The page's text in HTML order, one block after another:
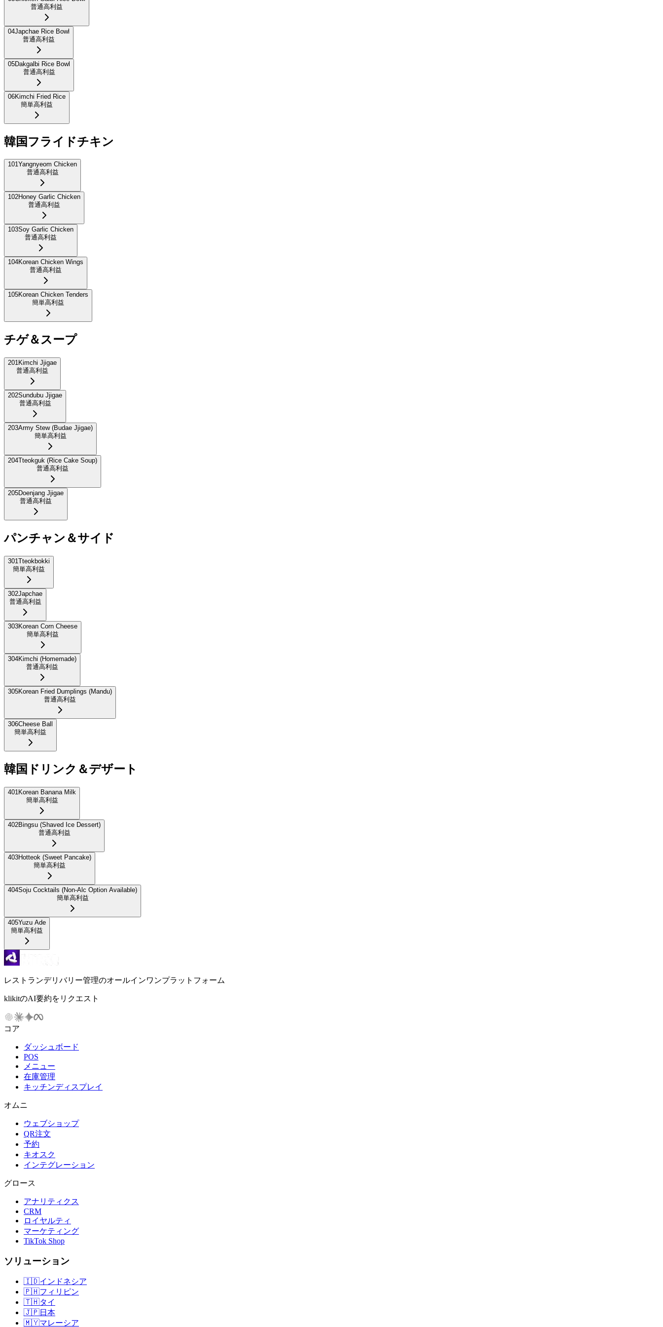
普通高利益
04Japchae Rice Bowl
普通高利益
05Dakgalbi Rice Bowl
普通高利益
06Kimchi Fried Rice
簡単高利益
韓国フライドチキン
101Yangnyeom Chicken
普通高利益
102Honey Garlic Chicken
普通高利益
103Soy Garlic Chicken
普通高利益
104Korean Chicken Wings
普通高利益
105Korean Chicken Tenders
簡単高利益
チゲ＆スープ
201Kimchi Jjigae
普通高利益
202Sundubu Jjigae
普通高利益
203Army Stew (Budae Jjigae)
簡単高利益
204Tteokguk (Rice Cake Soup)
普通高利益
205Doenjang Jjigae
普通高利益
パンチャン＆サイド
301Tteokbokki
簡単高利益
302Japchae
普通高利益
303Korean Corn Cheese
簡単高利益
304Kimchi (Homemade)
普通高利益
305Korean Fried Dumplings (Mandu)
普通高利益
306Cheese Ball
簡単高利益
韓国ドリンク＆デザート
401 Korean Banana Milk
簡単高利益
402Bingsu (Shaved Ice Dessert)
普通高利益
403Hotteok (Sweet Pancake)
簡単高利益
404Soju Cocktails (Non-Alc Option Available)
簡単高利益
405Yuzu Ade
簡単高利益
レストランデリバリー管理のオールインワンプラットフォーム
klikitのAI要約をリクエスト
コア
ダッシュボード
POS
メニュー
在庫管理
キッチンディスプレイ
オムニ
ウェブショップ
QR注文
予約
キオスク
インテグレーション
グロース
アナリティクス
CRM
ロイヤルティ
マーケティング
TikTok Shop
ソリューション
🇮🇩インドネシア
🇵🇭フィリピン
🇹🇭タイ
🇯🇵日本
🇲🇾マレーシア